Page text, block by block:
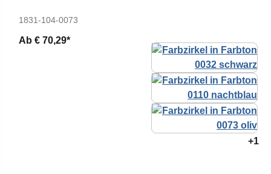
1831-104-0073
Ab € 70,29*
+1